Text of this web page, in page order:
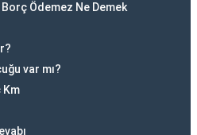
Ödemez Ne Demek
var mı?
Km